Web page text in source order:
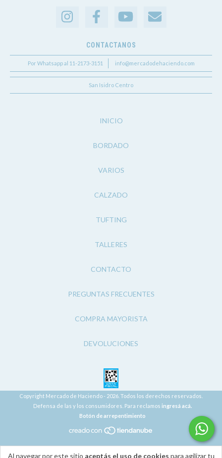
Al navegar por este sitio aceptás el uso de cookies para agilizar tu
CONTACTANOS
Por Whatsapp al 11-2173-3151 info@mercadodehaciendo.com
San Isidro Centro
INICIO
BORDADO
VARIOS
CALZADO
TUFTING
TALLERES
CONTACTO
PREGUNTAS FRECUENTES
COMPRA MAYORISTA
DEVOLUCIONES
Copyright Mercado de Haciendo - 2026. Todos los derechos reservados.
Defensa de las y los consumidores. Para reclamos ingresá acá.
Botón de arrepentimiento